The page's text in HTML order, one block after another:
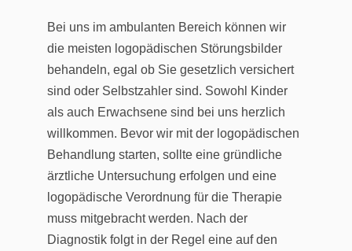
Bei uns im ambulanten Bereich können wir
die meisten logopädischen Störungsbilder
behandeln, egal ob Sie gesetzlich versichert
sind oder Selbstzahler sind. Sowohl Kinder
als auch Erwachsene sind bei uns herzlich
willkommen. Bevor wir mit der logopädischen
Behandlung starten, sollte eine gründliche
ärztliche Untersuchung erfolgen und eine
logopädische Verordnung für die Therapie
muss mitgebracht werden. Nach der
Diagnostik folgt in der Regel eine auf den